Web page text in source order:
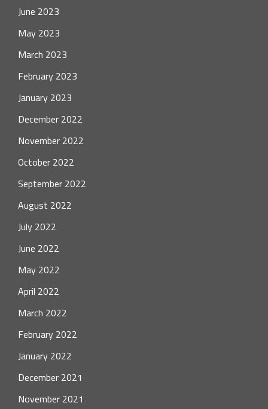
June 2023
May 2023
March 2023
February 2023
January 2023
December 2022
November 2022
October 2022
September 2022
August 2022
July 2022
June 2022
May 2022
April 2022
March 2022
February 2022
January 2022
December 2021
November 2021